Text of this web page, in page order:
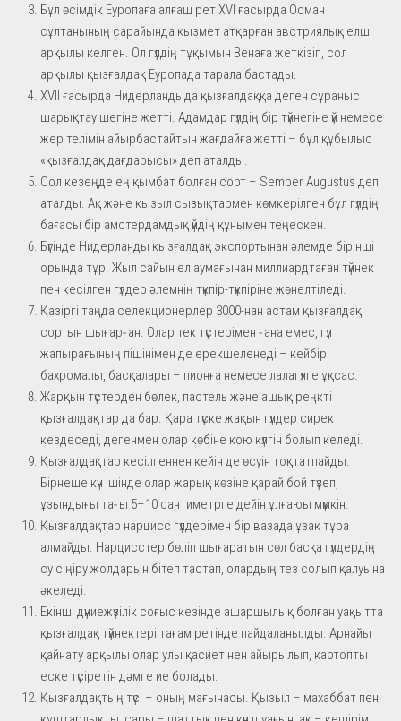
Бұл өсімдік Еуропаға алғаш рет XVI ғасырда Осман
сұлтанының сарайында қызмет атқарған австриялық елші
арқылы келген. Ол гүлдің тұқымын Венаға жеткізіп, сол
арқылы қызғалдақ Еуропада тарала бастады.
XVII ғасырда Нидерландыда қызғалдаққа деген сұраныс
шарықтау шегіне жетті. Адамдар гүлдің бір түйнегіне үй немесе
жер телімін айырбастайтын жағдайға жетті – бұл құбылыс
«қызғалдақ дағдарысы» деп аталды.
Сол кезеңде ең қымбат болған сорт – Semper Augustus деп
аталды. Ақ және қызыл сызықтармен көмкерілген бұл гүлдің
бағасы бір амстердамдық үйдің құнымен теңескен.
Бүгінде Нидерланды қызғалдақ экспортынан әлемде бірінші
орында тұр. Жыл сайын ел аумағынан миллиардтаған түйнек
пен кесілген гүлдер әлемнің түкпір-түкпіріне жөнелтіледі.
Қазіргі таңда селекционерлер 3000-нан астам қызғалдақ
сортын шығарған. Олар тек түстерімен ғана емес, гүл
жапырағының пішінімен де ерекшеленеді – кейбірі
бахромалы, басқалары – пионға немесе лалагүлге ұқсас.
Жарқын түстерден бөлек, пастель және ашық реңкті
қызғалдақтар да бар. Қара түске жақын гүлдер сирек
кездеседі, дегенмен олар көбіне қою күлгін болып келеді.
Қызғалдақтар кесілгеннен кейін де өсуін тоқтатпайды.
Бірнеше күн ішінде олар жарық көзіне қарай бой түзеп,
ұзындығы тағы 5–10 сантиметрге дейін ұлғаюы мүмкін.
Қызғалдақтар нарцисс гүлдерімен бір вазада ұзақ тұра
алмайды. Нарцисстер бөліп шығаратын сөл басқа гүлдердің
су сіңіру жолдарын бітеп тастап, олардың тез солып қалуына
әкеледі.
Екінші дүниежүзілік соғыс кезінде ашаршылық болған уақытта
қызғалдақ түйнектері тағам ретінде пайдаланылды. Арнайы
қайнату арқылы олар улы қасиетінен айырылып, картопты
еске түсіретін дәмге ие болады.
Қызғалдақтың түсі – оның мағынасы. Қызыл – махаббат пен